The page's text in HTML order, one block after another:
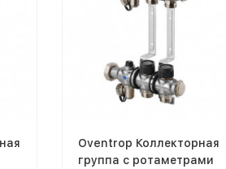
Oventrop Коллекторная
группа с ротаметрами